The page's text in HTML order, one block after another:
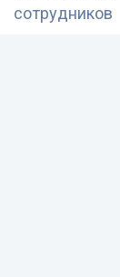
сотрудников